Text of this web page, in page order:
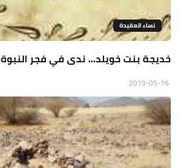
نساء العقيدة
خديجة بنت خويلد... ندى في فجر النبوة